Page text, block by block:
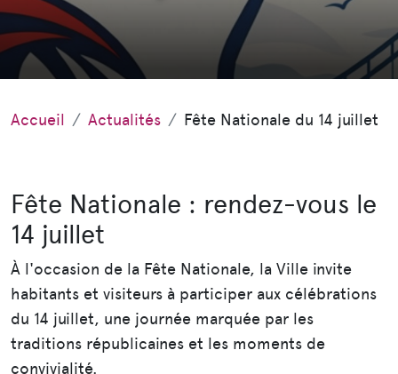
Accueil Actualités Fête Nationale du 14 juillet
Fête Nationale : rendez-vous le
14 juillet
À l'occasion de la Fête Nationale, la Ville invite
habitants et visiteurs à participer aux célébrations
du 14 juillet, une journée marquée par les
traditions républicaines et les moments de
convivialité.